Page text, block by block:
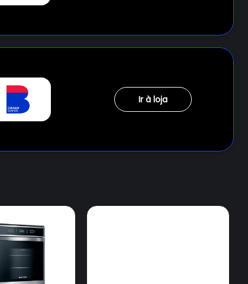
Ir à loja